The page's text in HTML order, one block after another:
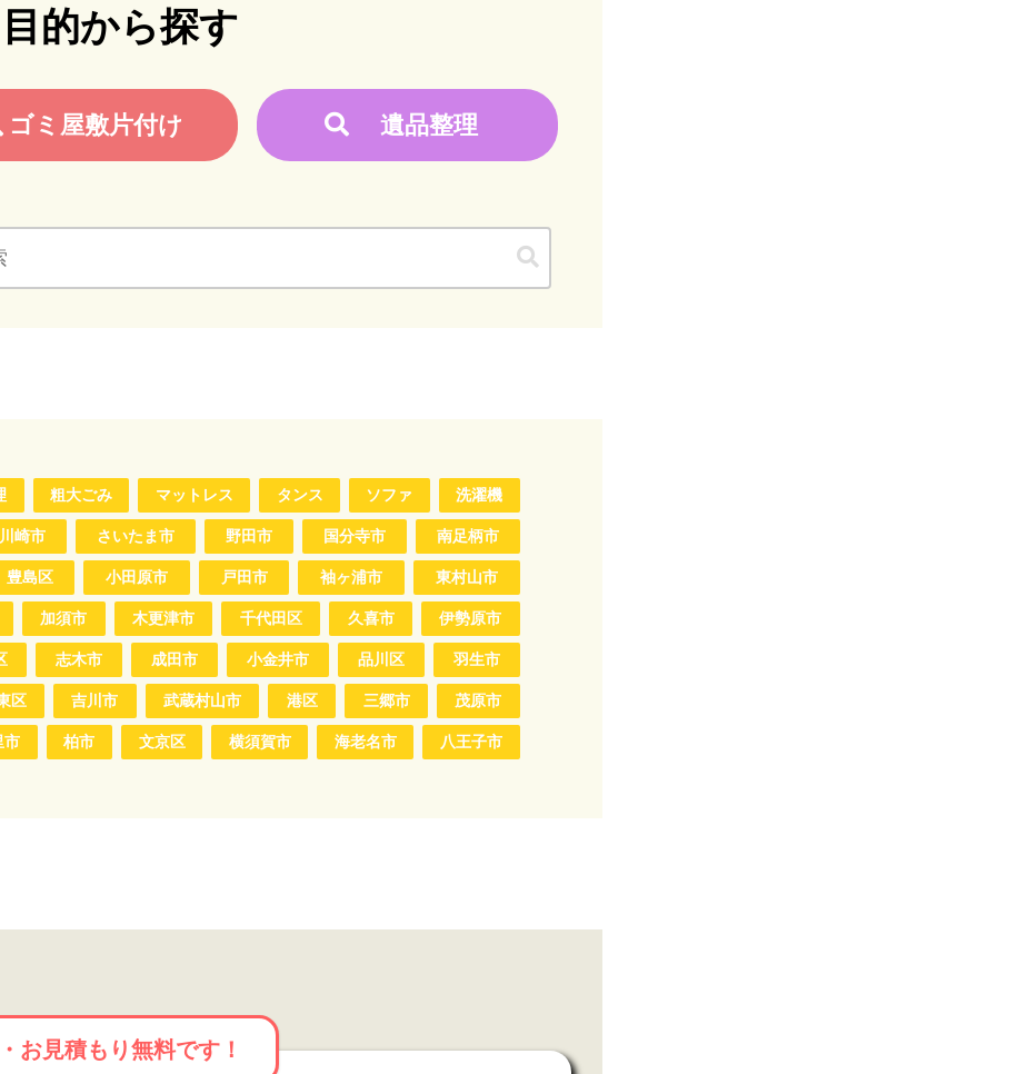
目的から探す
ゴミ屋敷片付け 遺品整理
粗大ごみ マットレス タンス ソファ 洗濯機
川崎市 さいたま市 野田市 国分寺市 南足柄市
豊島区 小田原市 戸田市 袖ヶ浦市 東村山市
加須市 木更津市 千代田区 久喜市 伊勢原市
志木市 成田市 小金井市 品川区 羽生市
区 吉川市 武蔵村山市 港区 三郷市 茂原市
市 柏市 文京区 横須賀市 海老名市 八王子市
お見積もり無料です！